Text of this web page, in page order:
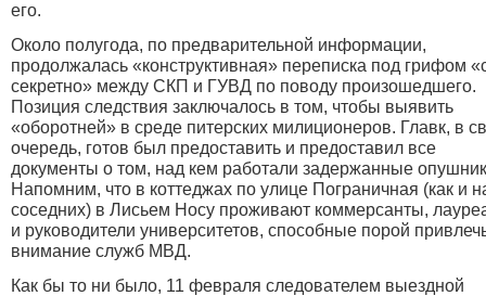
его.
Около полугода, по предварительной информации,
продолжалась «конструктивная» переписка под грифом
секретно» между СКП и ГУВД по поводу произошедшего.
Позиция следствия заключалось в том, чтобы выявить
«оборотней» в среде питерских милиционеров. Главк, в
очередь, готов был предоставить и предоставил все
документы о том, над кем работали задержанные
Напомним, что в коттеджах по улице Пограничная (как и
соседних) в Лисьем Носу проживают коммерсанты,
и руководители университетов, способные порой
внимание служб МВД.
Как бы то ни было, 11 февраля следователем выездной